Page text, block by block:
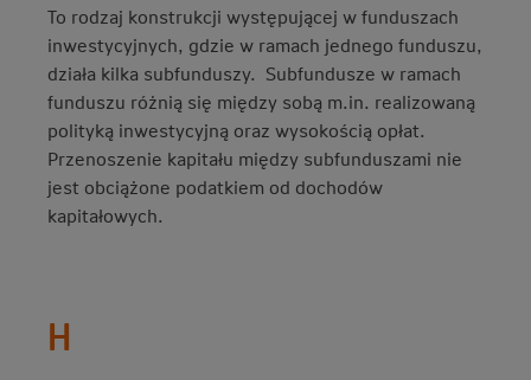
To rodzaj konstrukcji występującej w funduszach
inwestycyjnych, gdzie w ramach jednego funduszu,
działa kilka subfunduszy. Subfundusze w ramach
funduszu różnią się między sobą m.in. realizowaną
polityką inwestycyjną oraz wysokością opłat.
Przenoszenie kapitału między subfunduszami nie
jest obciążone podatkiem od dochodów
kapitałowych.
H